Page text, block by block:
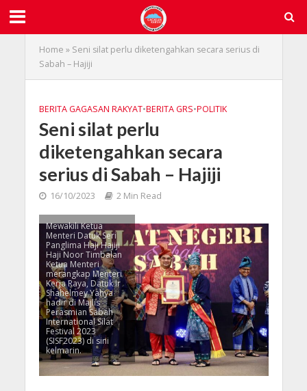
Home » Seni silat perlu diketengahkan secara serius di
Sabah – Hajiji
BERITA GAGASAN RAKYAT•BERITA GRS•POLITIK
Seni silat perlu
diketengahkan secara
serius di Sabah – Hajiji
16/10/2023 2 Min Read
Mewakili Ketua
Menteri Datuk Seri
Panglima Haji Hajiji
Haji Noor Timbalan
Ketua Menteri
merangkap Menteri
Kerja Raya, Datuk Ir
Shahelmey Yahya
hadir di Majlis
Perasmian Sabah
International Silat
Festival 2023
(SISF2023) di sini
kelmarin.